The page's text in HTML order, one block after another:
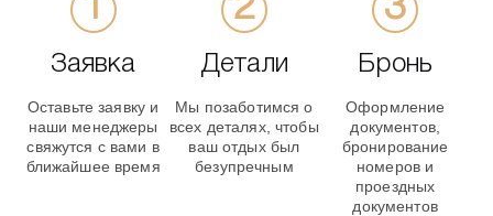
Заявка
Оставьте заявку и
наши менеджеры
свяжутся с вами в
ближайшее время
Детали
Мы позаботимся о
всех деталях, чтобы
ваш отдых был
безупречным
Бронь
Оформление
документов,
бронирование
номеров и
проездных
документов